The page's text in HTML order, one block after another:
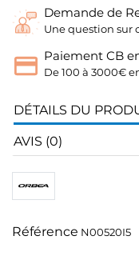
Demande de
Une question sur
Paiement CB
De 100 à 3000€
DÉTAILS DU
AVIS (0)
Référence N00520I5